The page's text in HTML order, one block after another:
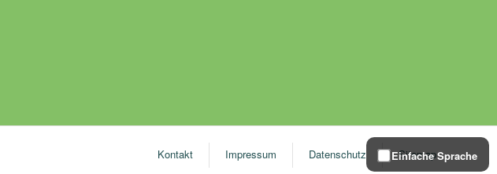
Kontakt Impressum Datenschutz Sitemap
Einfache Sprache